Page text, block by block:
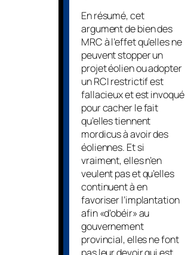
En résumé, cet
argument de bien des
MRC à l’effet qu’elles ne
peuvent stopper un
projet éolien ou adopter
un RCI restrictif est
fallacieux et est invoqué
pour cacher le fait
qu’elles tiennent
mordicus à avoir des
éoliennes. Et si
vraiment, elles n’en
veulent pas et qu’elles
continuent à en
favoriser l’implantation
afin «d’obéir» au
gouvernement
provincial, elles ne font
pas leur devoir qui est